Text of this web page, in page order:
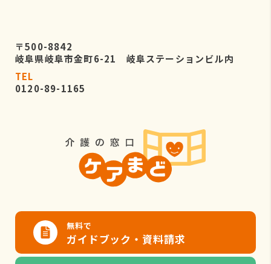
〒500-8842
岐阜県岐阜市金町6-21 岐阜ステーションビル内
TEL
0120-89-1165
無料で
ガイドブック・資料請求